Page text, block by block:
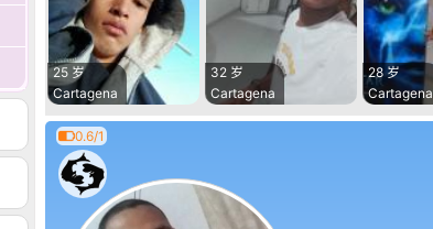
25 岁
Cartagena
32 岁
Cartagena
28 岁
Cartagena
0.6/1